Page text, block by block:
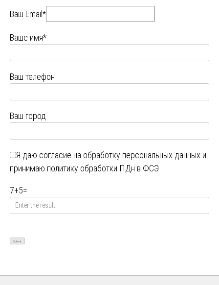
Ваш Email*
Ваше имя*
Ваш телефон
Ваш город
Я даю согласие на обработку персональных данных и
принимаю политику обработки ПДн в ФСЭ
7+5=